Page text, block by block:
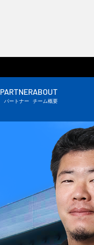
PARTNER
パートナー
ABOUT
チーム概要